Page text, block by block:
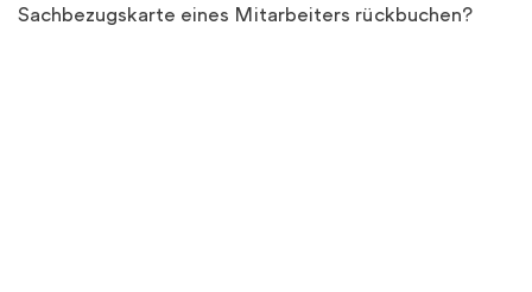
Sachbezugskarte eines Mitarbeiters rückbuchen?